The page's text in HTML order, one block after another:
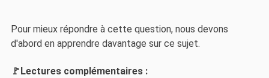
Pour mieux répondre à cette question, nous devons
d'abord en apprendre davantage sur ce sujet.
🚩Lectures complémentaires :